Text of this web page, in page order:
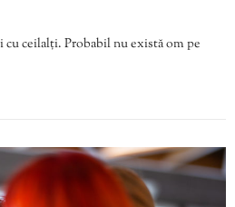
cu ceilalți. Probabil nu există om pe